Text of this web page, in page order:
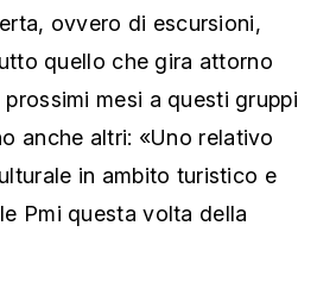
ovvero di escursioni,
quello che gira attorno
mesi a questi gruppi
anche altri: «Uno relativo
in ambito turistico e
Pmi questa volta della